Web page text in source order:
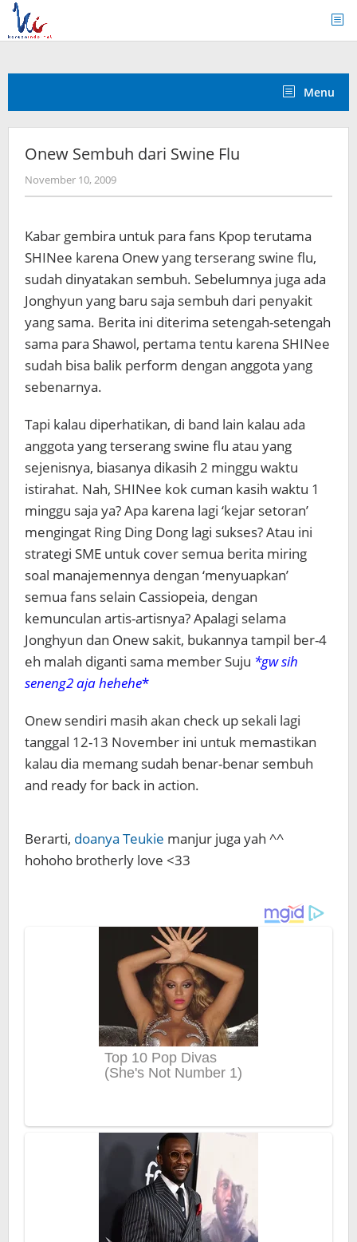
Skip
content
Menu
Onew Sembuh dari Swine Flu
November 10, 2009by
Koreanindo
Kabar gembira untuk para fans Kpop terutama
SHINee karena Onew yang terserang swine flu,
sudah dinyatakan sembuh. Sebelumnya juga ada
Jonghyun yang baru saja sembuh dari penyakit
yang sama. Berita ini diterima setengah-setengah
sama para Shawol, pertama tentu karena SHINee
sudah bisa balik perform dengan anggota yang
sebenarnya.
Tapi kalau diperhatikan, di band lain kalau ada
anggota yang terserang swine flu atau yang
sejenisnya, biasanya dikasih 2 minggu waktu
istirahat. Nah, SHINee kok cuman kasih waktu 1
minggu saja ya? Apa karena lagi ‘kejar setoran’
mengingat Ring Ding Dong lagi sukses? Atau ini
strategi SME untuk cover semua berita miring
soal manajemennya dengan ‘menyuapkan’
semua fans selain Cassiopeia, dengan
kemunculan artis-artisnya? Apalagi selama
Jonghyun dan Onew sakit, bukannya tampil ber-4
eh malah diganti sama member Suju *gw sih
seneng2 aja hehehe*
Onew sendiri masih akan check up sekali lagi
tanggal 12-13 November ini untuk memastikan
kalau dia memang sudah benar-benar sembuh
and ready for back in action.
Berarti, doanya Teukie manjur juga yah ^^
hohoho brotherly love <33